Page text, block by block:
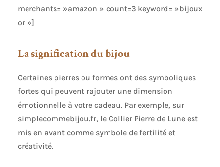
merchants= »amazon » count=3 keyword= »bijoux
or »]
La signification du bijou
Certaines pierres ou formes ont des symboliques
fortes qui peuvent rajouter une dimension
émotionnelle à votre cadeau. Par exemple, sur
simplecommebijou.fr, le Collier Pierre de Lune est
mis en avant comme symbole de fertilité et
créativité.